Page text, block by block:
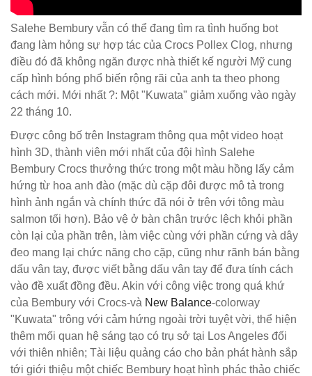
Salehe Bembury vẫn có thể đang tìm ra tình huống bot
đang làm hỏng sự hợp tác của Crocs Pollex Clog, nhưng
điều đó đã không ngăn được nhà thiết kế người Mỹ cung
cấp hình bóng phổ biến rộng rãi của anh ta theo phong
cách mới. Mới nhất ?: Một "Kuwata" giảm xuống vào ngày
22 tháng 10.
Được công bố trên Instagram thông qua một video hoạt
hình 3D, thành viên mới nhất của đội hình Salehe
Bembury Crocs thưởng thức trong một màu hồng lấy cảm
hứng từ hoa anh đào (mặc dù cặp đôi được mô tả trong
hình ảnh ngắn và chính thức đã nói ở trên với tông màu
salmon tối hơn). Bảo vệ ở bàn chân trước lệch khỏi phần
còn lại của phần trên, làm việc cùng với phần cứng và dây
đeo mang lại chức năng cho cặp, cũng như rãnh bán bằng
dấu vân tay, được viết bằng dấu vân tay để đưa tính cách
vào đề xuất đồng đều. Akin với công việc trong quá khứ
của Bembury với Crocs-và New Balance-colorway
"Kuwata" trông với cảm hứng ngoài trời tuyệt vời, thể hiện
thêm mối quan hệ sáng tạo có trụ sở tại Los Angeles đối
với thiên nhiên; Tài liệu quảng cáo cho bản phát hành sắp
tới giới thiệu một chiếc Bembury hoạt hình phác thảo chiếc